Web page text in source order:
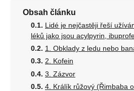
Obsah článku
Lidé je nejčastěji řeší
léků jako jsou acylpyrin,
1. Obklady z ledu nebo
2. Kofein
3. Zázvor
4. Králík růžový (Řimbaba